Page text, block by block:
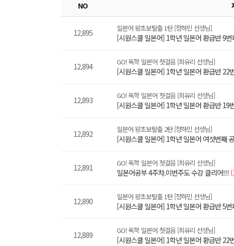
NO
12,895 일본어 왕초보탈출 1탄 [정하민 선생님]
[시원스쿨 일본어] 1학년 일본어 환급반 9
12,894 GO! 독학 일본어 첫걸음 [최유리 선생님]
[시원스쿨 일본어] 1학년 일본어 환급반 22
12,893 GO! 독학 일본어 첫걸음 [최유리 선생님]
[시원스쿨 일본어] 1학년 일본어 환급반 19
12,892 일본어 왕초보탈출 2탄 [정하민 선생님]
[시원스쿨 일본어] 1학년 일본어 여섯번째
12,891 GO! 독학 일본어 첫걸음 [최유리 선생님]
일본어공부 4주차.이번주도 수강 클리어!!!
12,890 일본어 왕초보탈출 1탄 [정하민 선생님]
[시원스쿨 일본어] 1학년 일본어 환급반 5
12,889 GO! 독학 일본어 첫걸음 [최유리 선생님]
[시원스쿨 일본어] 1학년 일본어 환급반 22